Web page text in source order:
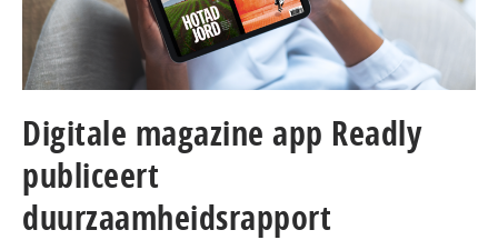
Digitale magazine app Readly
publiceert
duurzaamheidsrapport